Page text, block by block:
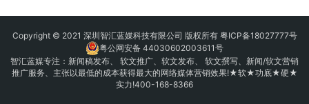
Copyright © 2021 深圳智汇蓝媒科技有限公司 版权所有 粤ICP备18027777号
粤公网安备 44030602003611号
智汇蓝媒专注： 新闻稿发布、 软文推广、 软文发布、 软文撰写、新闻/软文营销
推广服务、主张以最低的成本获得最大的网络媒体营销效果!★软★功底★硬★
实力!400-168-8366